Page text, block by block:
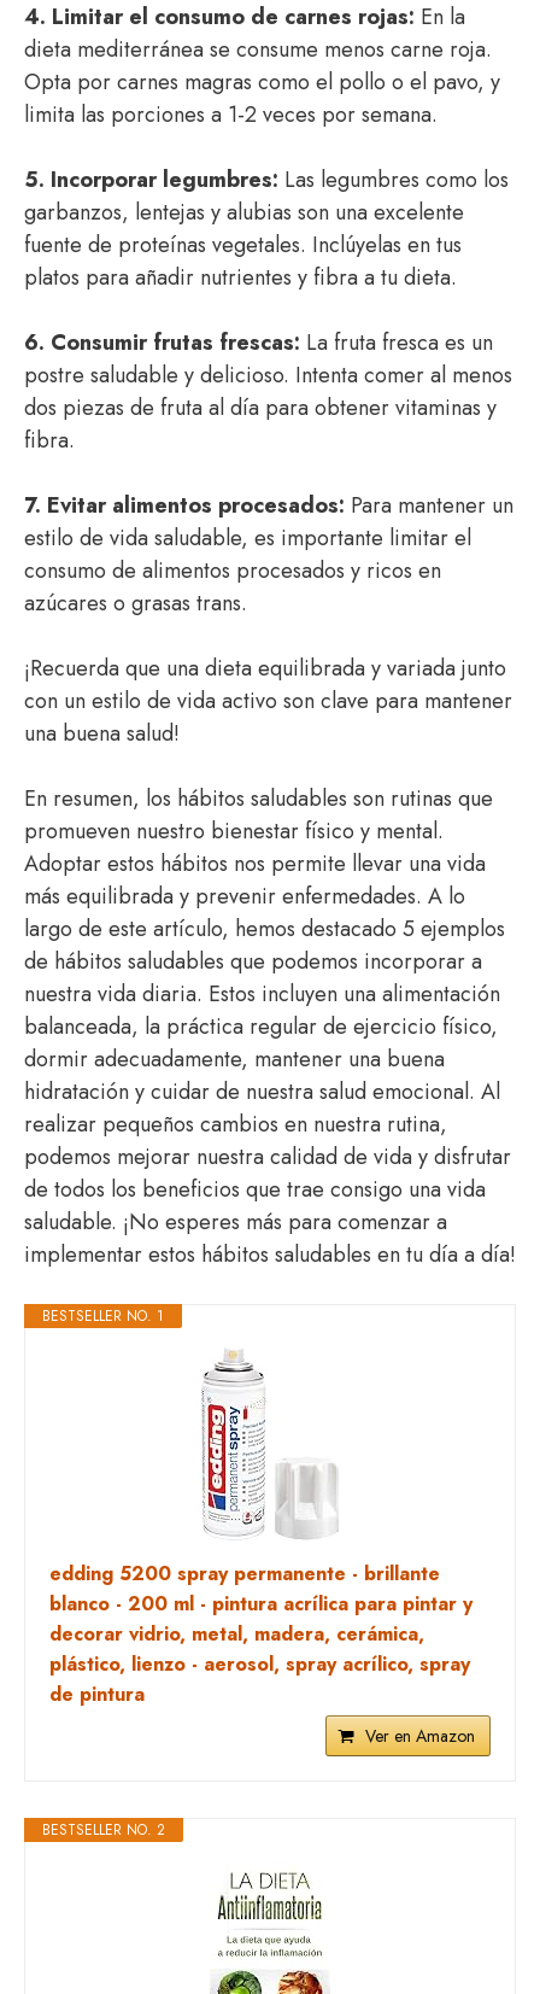
4. Limitar el consumo de carnes rojas: En la
dieta mediterránea se consume menos carne roja.
Opta por carnes magras como el pollo o el pavo, y
limita las porciones a 1-2 veces por semana.
5. Incorporar legumbres: Las legumbres como los
garbanzos, lentejas y alubias son una excelente
fuente de proteínas vegetales. Inclúyelas en tus
platos para añadir nutrientes y fibra a tu dieta.
6. Consumir frutas frescas: La fruta fresca es un
postre saludable y delicioso. Intenta comer al menos
dos piezas de fruta al día para obtener vitaminas y
fibra.
7. Evitar alimentos procesados: Para mantener un
estilo de vida saludable, es importante limitar el
consumo de alimentos procesados y ricos en
azúcares o grasas trans.
¡Recuerda que una dieta equilibrada y variada junto
con un estilo de vida activo son clave para mantener
una buena salud!
En resumen, los hábitos saludables son rutinas que
promueven nuestro bienestar físico y mental.
Adoptar estos hábitos nos permite llevar una vida
más equilibrada y prevenir enfermedades. A lo
largo de este artículo, hemos destacado 5 ejemplos
de hábitos saludables que podemos incorporar a
nuestra vida diaria. Estos incluyen una alimentación
balanceada, la práctica regular de ejercicio físico,
dormir adecuadamente, mantener una buena
hidratación y cuidar de nuestra salud emocional. Al
realizar pequeños cambios en nuestra rutina,
podemos mejorar nuestra calidad de vida y disfrutar
de todos los beneficios que trae consigo una vida
saludable. ¡No esperes más para comenzar a
implementar estos hábitos saludables en tu día a día!
BESTSELLER NO. 1
edding 5200 spray permanente - brillante
blanco - 200 ml - pintura acrílica para pintar y
decorar vidrio, metal, madera, cerámica,
plástico, lienzo - aerosol, spray acrílico, spray
de pintura
Ver en Amazon
BESTSELLER NO. 2